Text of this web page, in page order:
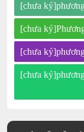
[chưa
[chưa
[chưa
[chưa